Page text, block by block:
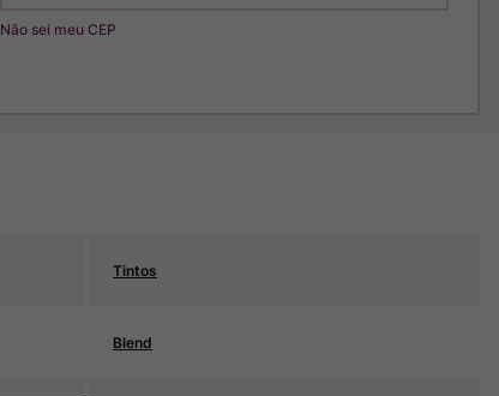
Não sei meu CEP
Tintos
Blend